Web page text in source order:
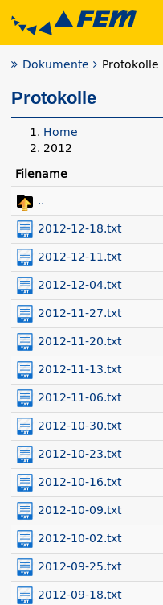
Dokumente Protokolle
Protokolle
Home
2012
Filename
..
2012-12-18.txt
2012-12-11.txt
2012-12-04.txt
2012-11-27.txt
2012-11-20.txt
2012-11-13.txt
2012-11-06.txt
2012-10-30.txt
2012-10-23.txt
2012-10-16.txt
2012-10-09.txt
2012-10-02.txt
2012-09-25.txt
2012-09-18.txt